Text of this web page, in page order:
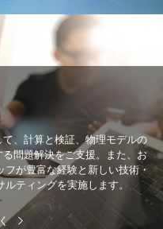
、計算と検証、物理モデルの
問題解決をご支援。また、お
が豊富な経験と新しい技術・
ティングを実施します。